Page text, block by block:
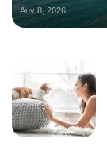
Αυγ 8, 2026